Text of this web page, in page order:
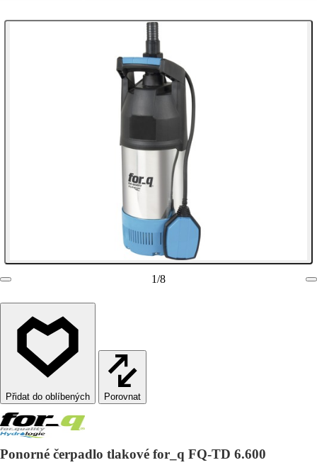
1/8
Porovnat
Ponorné čerpadlo tlakové for_q FQ-TD 6.600